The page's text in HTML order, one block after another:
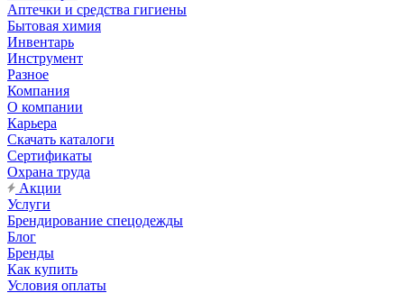
Аптечки и средства гигиены
Бытовая химия
Инвентарь
Инструмент
Разное
Компания
О компании
Карьера
Cкачать каталоги
Сертификаты
Охрана труда
Акции
Услуги
Брендирование спецодежды
Блог
Бренды
Как купить
Условия оплаты